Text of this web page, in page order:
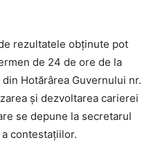
rezultatele obținute pot
de 24 de ore de la
Hotărârea Guvernului nr.
și dezvoltarea carierei
se depune la secretarul
contestațiilor.